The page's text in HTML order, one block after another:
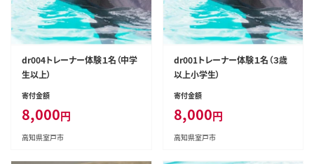
dr004トレーナー体験１名（中学
生以上）
寄付金額
8,000円
高知県室戸市
dr001トレーナー体験１名（３歳
以上小学生）
寄付金額
8,000円
高知県室戸市